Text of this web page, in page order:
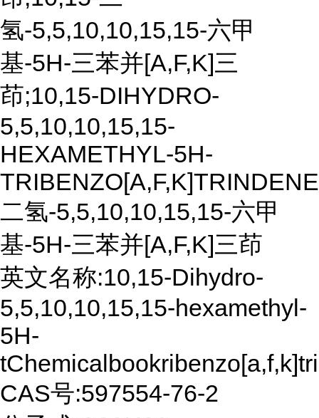
氢-5,5,10,10,15,15-六甲
基-5H-三苯并[A,F,K]三
茚;10,15-DIHYDRO-
5,5,10,10,15,15-
HEXAMETHYL-5H-
二氢-5,5,10,10,15,15-六甲
基-5H-三苯并[A,F,K]三茚
英文名称:10,15-Dihydro-
5,5,10,10,15,15-hexamethyl-
5H-
CAS号:597554-76-2